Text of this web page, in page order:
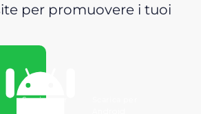
per promuovere i tuoi
Scarica per